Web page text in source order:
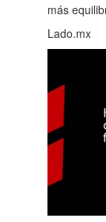
más
Lado.mx